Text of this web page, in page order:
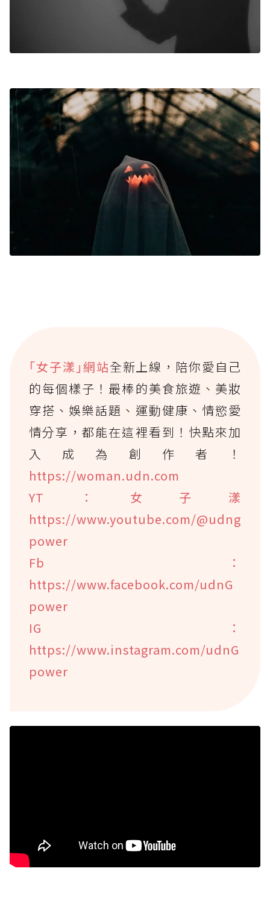
｢女子漾｣網站全新上線，陪你愛自己
的每個樣子！最棒的美食旅遊、美妝
穿搭、娛樂話題、運動健康、情慾愛
情分享，都能在這裡看到！快點來加
入成為創作者！
https://woman.udn.com
YT：女子漾
https://www.youtube.com/@udng
power
Fb：
https://www.facebook.com/udnG
power
IG：
https://www.instagram.com/udnG
power